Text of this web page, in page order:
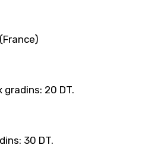
20 DT.
30 DT.